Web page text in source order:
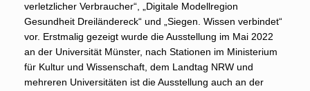
verletzlicher Verbraucher“, „Digitale Modellregion
Gesundheit Dreiländereck“ und „Siegen. Wissen verbindet“
vor. Erstmalig gezeigt wurde die Ausstellung im Mai 2022
an der Universität Münster, nach Stationen im Ministerium
für Kultur und Wissenschaft, dem Landtag NRW und
mehreren Universitäten ist die Ausstellung auch an der